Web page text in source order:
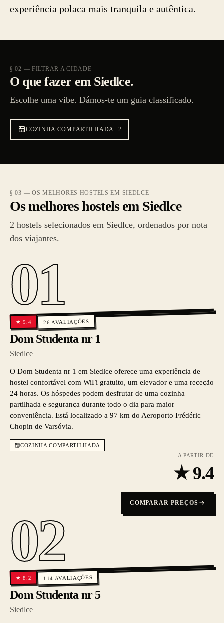
experiência polaca mais tranquila e autêntica.
§ 02 — FILTRAR A CIDADE
O que fazer em Siedlce.
Escolhe uma vibe. Dámos-te um guia classificado.
COZINHA COMPARTILHADA· 2
§ 03 — OS MELHORES HOSTELS EM SIEDLCE
Os melhores hostels em Siedlce
2 hostels selecionados em Siedlce, ordenados por nota
dos viajantes.
01
★9.4 26 AVALIAÇÕES
Dom Studenta nr 1
Siedlce
O Dom Studenta nr 1 em Siedlce oferece uma experiência de
hostel confortável com WiFi gratuito, um elevador e uma receção
24 horas. Os hóspedes podem desfrutar de uma cozinha
partilhada e segurança durante todo o dia para maior
conveniência. Está localizado a 97 km do Aeroporto Frédéric
Chopin de Varsóvia.
COZINHA COMPARTILHADA
A PARTIR DE
★9.4
COMPARAR PREÇOS
02
★8.2 114 AVALIAÇÕES
Dom Studenta nr 5
Siedlce